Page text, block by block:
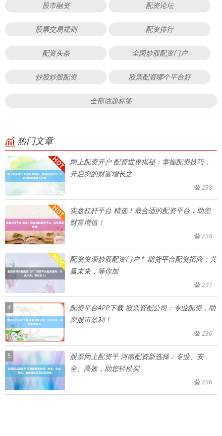
股市融资 配资论坛
股票交易规则 配资排行
配资头条 全国炒股配资门户
炒股炒股配资 股票配资哪个平台好
全部话题标签
热门文章
网上配资开户 配资世界揭秘：掌握配资技巧，
开启您的财富增长之
238
实盘杠杆平台 精选！最合适的配资平台，助您
财富增值！
238
配资资深炒股配资门户 * 期货平台配资招商：共
赢未来，等你加
237
4
配资平台APP下载 股票资配公司：专业配资，助
您股市盈利！
236
5
股票网上配资平 河南配资新选择：专业、安
全、高效，助您轻松实
236